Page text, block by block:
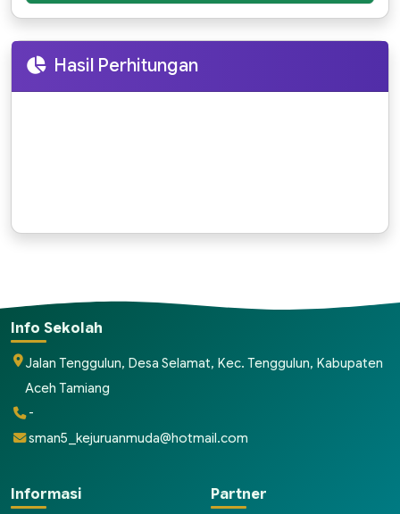
Hasil Perhitungan
Info Sekolah
Jalan Tenggulun, Desa Selamat, Kec. Tenggulun, Kabupaten
Aceh Tamiang
-
sman5_kejuruanmuda@hotmail.com
Informasi Partner